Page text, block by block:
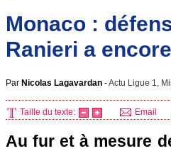
Monaco :
Ranieri a
Par Nicolas Lagavardan -Actu Ligue 1,
Taille du texte: Email
Au fur et à mesure